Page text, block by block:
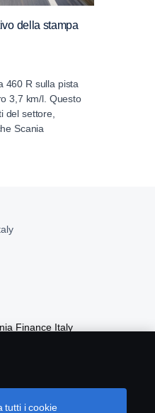
della stampa
460 R sulla pista
3,7 km/l. Questo
del settore,
Scania
Finance Italy
tutti i cookie